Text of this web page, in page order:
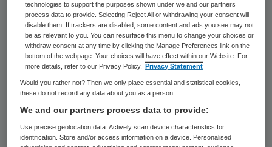
Jacqueline Joppe is per 1 januari begonnen
en Lucas Middelhoff per 1 mei, meldt de
gehandicaptenzorginstelling. Joppe is
voorzitter raad van bestuur van Zorggroep
Elde in Boxtel en vicevoorzitter van het
bestuur van ActiZ. Zij beschikt over ruime
en uitgebreide kennis van en ervaring in de
langdurige gezondheidszorg.
technologies to support the purposes shown under we and our partners
process data to provide. Selecting Reject All or withdrawing your consent will
disable them. If trackers are disabled, some content and ads you see may not
be as relevant to you. You can resurface this menu to change your choices or
withdraw consent at any time by clicking the Manage Preferences link on the
bottom of the webpage. Your choices will have effect within our Website. For
more details, refer to our Privacy Policy.
Privacy Statement
Would you rather not? Then we only place essential and statistical cookies,
these do not record any data about you as a person
We and our partners process data to provide:
Use precise geolocation data. Actively scan device characteristics for
identification. Store and/or access information on a device. Personalised